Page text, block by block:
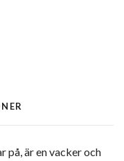
på, är en vacker och